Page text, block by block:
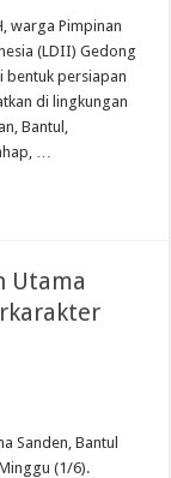
Dibekali Pengelolaan
Bekal Menuju
Bermedia Sosial dan
warga Pimpinan
(LDII) Gedong
bentuk persiapan
di lingkungan
Bantul,
…
Utama
Sanden, Bantul
(1/6).